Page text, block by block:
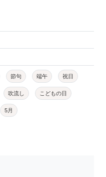
節句 端午 祝日
吹流し こどもの日
5月